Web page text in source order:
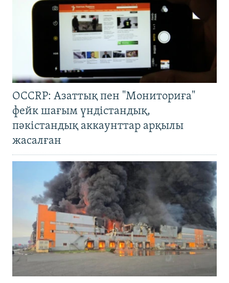
OCCRP: Азаттық пен "Мониториға"
фейк шағым үндістандық,
пәкістандық аккаунттар арқылы
жасалған